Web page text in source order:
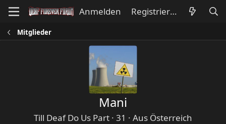
Anmelden Registrieren
Mitglieder
Mani
Till Deaf Do Us Part · 31 · Aus Österreich